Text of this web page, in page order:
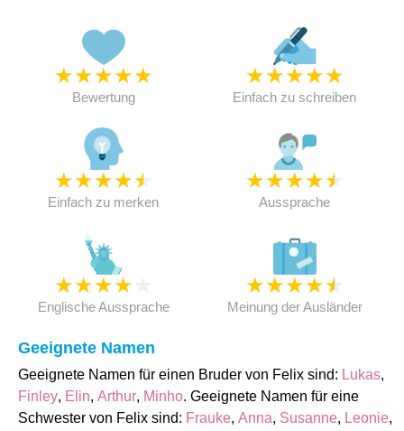
★★★★★
Bewertung
★★★★★
Einfach zu schreiben
★★★★★
Einfach zu merken
★★★★★
Aussprache
★★★★
Englische Aussprache
★★★★★
Meinung der Ausländer
Geeignete Namen
Geeignete Namen für einen Bruder von Felix sind: Lukas,
Finley, Elin, Arthur, Minho. Geeignete Namen für eine
Schwester von Felix sind: Frauke, Anna, Susanne, Leonie,